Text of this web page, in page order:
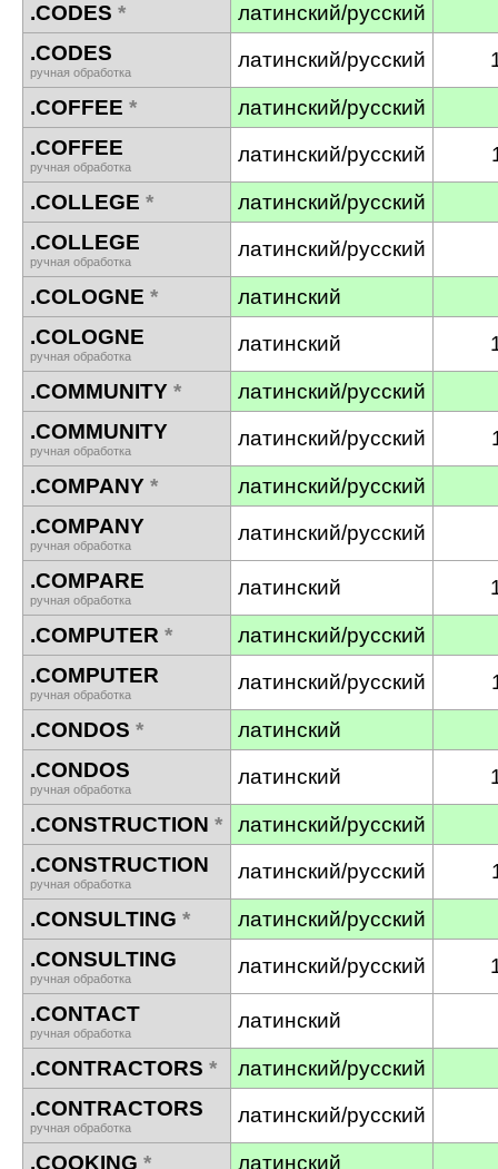
.CODES *
латинский/русский
.CODES
ручная обработка
латинский/русский
.COFFEE *
латинский/русский
.COFFEE
ручная обработка
латинский/русский
.COLLEGE *
латинский/русский
.COLLEGE
ручная обработка
латинский/русский
.COLOGNE *
латинский
.COLOGNE
ручная обработка
латинский
.COMMUNITY *
латинский/русский
.COMMUNITY
ручная обработка
латинский/русский
.COMPANY *
латинский/русский
.COMPANY
ручная обработка
латинский/русский
.COMPARE
ручная обработка
латинский
.COMPUTER *
латинский/русский
.COMPUTER
ручная обработка
латинский/русский
.CONDOS *
латинский
.CONDOS
ручная обработка
латинский
.CONSTRUCTION *
латинский/русский
.CONSTRUCTION
ручная обработка
латинский/русский
.CONSULTING *
латинский/русский
.CONSULTING
ручная обработка
латинский/русский
.CONTACT
ручная обработка
латинский
.CONTRACTORS *
латинский/русский
.CONTRACTORS
ручная обработка
латинский/русский
.COOKING * латинский